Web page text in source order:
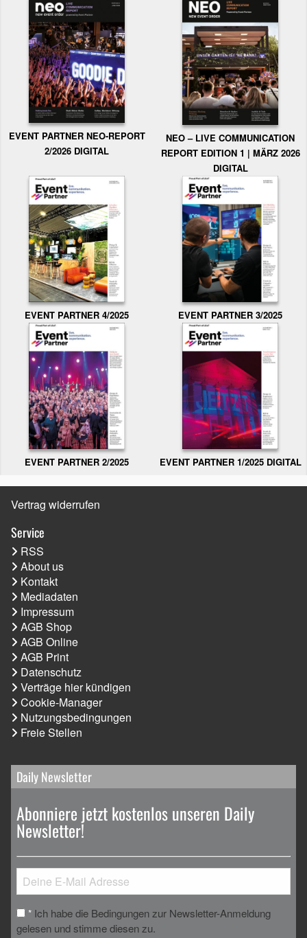
EVENT PARTNER NEO-REPORT
2/2026 DIGITAL
NEO – LIVE COMMUNICATION
REPORT EDITION 1 | MÄRZ 2026
DIGITAL
EVENT PARTNER 4/2025 EVENT PARTNER 3/2025
EVENT PARTNER 2/2025 EVENT PARTNER 1/2025 DIGITAL
Vertrag widerrufen
Service
RSS
About us
Kontakt
Mediadaten
Impressum
AGB Shop
AGB Online
AGB Print
Datenschutz
Verträge hier kündigen
Cookie-Manager
Nutzungsbedingungen
Freie Stellen
Daily Newsletter
Abonniere jetzt kostenlos unseren Daily
Newsletter!
* Ich habe die Bedingungen zur Newsletter-Anmeldung
gelesen und stimme diesen zu.